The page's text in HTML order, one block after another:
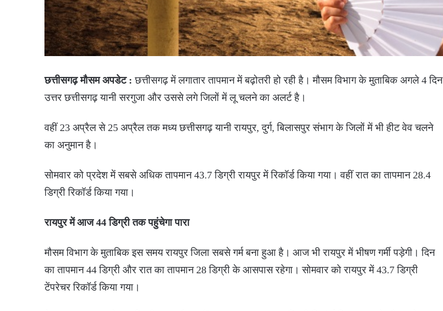
छत्तीसगढ़ मौसम अपडेट : छत्तीसगढ़ में लगातार तापमान में बढ़ोतरी हो रही है। मौसम विभाग के मुताबिक अगले 4 दिन
उत्तर छत्तीसगढ़ यानी सरगुजा और उससे लगे जिलों में लू चलने का अलर्ट है।
वहीं 23 अप्रैल से 25 अप्रैल तक मध्य छत्तीसगढ़ यानी रायपुर, दुर्ग, बिलासपुर संभाग के जिलों में भी हीट वेव चलने
का अनुमान है।
सोमवार को प्रदेश में सबसे अधिक तापमान 43.7 डिग्री रायपुर में रिकॉर्ड किया गया। वहीं रात का तापमान 28.4
डिग्री रिकॉर्ड किया गया।
रायपुर में आज 44 डिग्री तक पहुंचेगा पारा
मौसम विभाग के मुताबिक इस समय रायपुर जिला सबसे गर्म बना हुआ है। आज भी रायपुर में भीषण गर्मी पड़ेगी। दिन
का तापमान 44 डिग्री और रात का तापमान 28 डिग्री के आसपास रहेगा। सोमवार को रायपुर में 43.7 डिग्री
टेंपरेचर रिकॉर्ड किया गया।